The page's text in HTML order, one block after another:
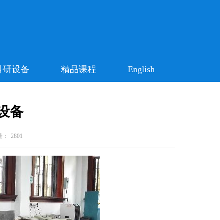
研设备 精品课程 English
备
2801